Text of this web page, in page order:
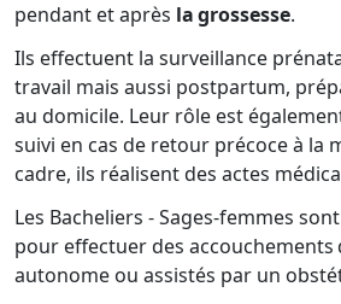
pendant et après la grossesse.
Ils effectuent la surveillance
travail mais aussi postpartum,
au domicile. Leur rôle est
suivi en cas de retour précoce à la
cadre, ils réalisent des actes
Les Bacheliers - Sages-femmes
pour effectuer des accouchements
autonome ou assistés par un